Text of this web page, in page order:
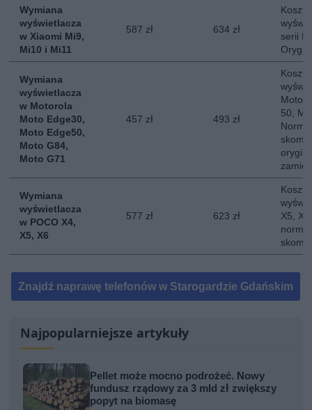
Wymiana
wyświetlacza
w Xiaomi Mi9,
Mi10 i Mi11
587 zł 634 zł
Koszt
serii
Wymiana
wyświetlacza
w Motorola
Moto Edge30,
Moto Edge50,
Moto G84,
Moto G71
457 zł 493 zł
Koszt
Moto
50,
Wymiana
wyświetlacza
w POCO X4,
X5, X6
577 zł 623 zł
Koszt
X5,
Znajdź naprawę telefonów w Starogardzie Gdańskim
Najpopularniejsze artykuły
Pellet może mocno podrożeć. Nowy
fundusz rządowy za 3 mld zł zwiększy
popyt na biomasę